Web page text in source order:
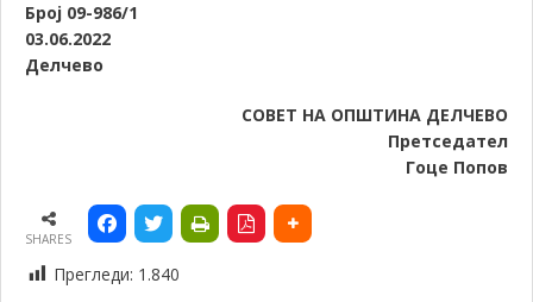
Број 09-986/1
03.06.2022
Делчево
СОВЕТ НА ОПШТИНА ДЕЛЧЕВО
Претседател
Гоце Попов
SHARES
Прегледи: 1.840